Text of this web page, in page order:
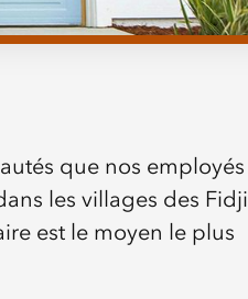
que nos employés
les villages des Fidji
est le moyen le plus